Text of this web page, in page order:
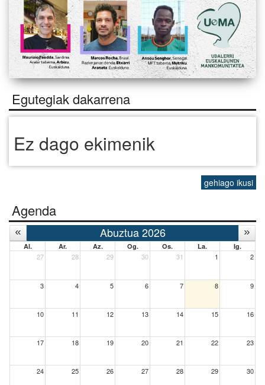
Egutegiak dakarrena
Ez dago ekimenik
gehiago ikusi
Agenda
Abuztua 2026
Al. Ar. Az. Og. Os. La. Ig.
27 28 29 30 31 1 2
3 4 5 6 7 8 9
10 11 12 13 14 15 16
17 18 19 20 21 22 23
24 25 26 27 28 29 30